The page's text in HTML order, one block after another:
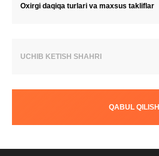
Oxirgi daqiqa turlari va maxsus takliflar
UCHIB KETISH SHAHRI
QABUL QILISH